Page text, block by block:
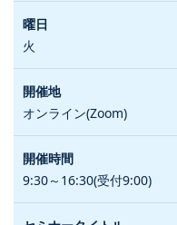
火
オンライン(Zoom)
9:30～16:30(受付9:00)